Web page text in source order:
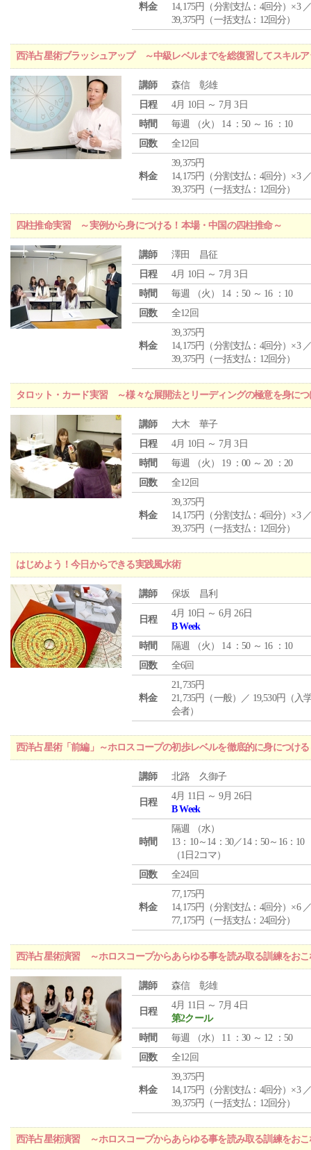
料金
14,175円（分割支払：4回分）×3
39,375円（一括支払：12回分）
西洋占星術ブラッシュアップ ～中級レベルまでを総復習してスキルア
講師
森信 彰雄
日程
4月 10日 ～ 7月 3日
時間
毎週 （火 ） 14 ：50 ～ 16 ：10
回数
全12回
料金
39,375円
14,175円（分割支払：4回分）×3
39,375円（一括支払：12回分）
四柱推命実習 ～実例から身につける！本場・中国の四柱推命～
講師
澤田 昌征
日程
4月 10日 ～ 7月 3日
時間
毎週 （火 ） 14 ：50 ～ 16 ：10
回数
全12回
料金
39,375円
14,175円（分割支払：4回分）×3
39,375円（一括支払：12回分）
タロット・カード実習 ～様々な展開法とリーディングの極意を身につ
講師
大木 華子
日程
4月 10日 ～ 7月 3日
時間
毎週 （火 ） 19 ：00 ～ 20 ：20
回数
全12回
料金
39,375円
14,175円（分割支払：4回分）×3
39,375円（一括支払：12回分）
はじめよう！今日からできる実践風水術
講師 保坂 昌利
日程
4月 10日 ～ 6月 26日
B Week
時間
隔週 （火 ） 14 ：50 ～ 16 ：10
回数
全6回
料金
21,735円
21,735円（一般）／ 19,530円（入
会者）
西洋占星術「前編」～ホロスコープの初歩レベルを徹底的に身につける
講師 北路 久御子
日程
4月 11日 ～ 9月 26日
B Week
時間
隔週 （水）
13：10～14：30／14：50～16：10
（1日2コマ）
回数
全24回
料金
77,175円
14,175円（分割支払：4回分）×6
77,175円（一括支払：24回分）
西洋占星術演習 ～ホロスコープからあらゆる事を読み取る訓練をおこ
講師 森信 彰雄
日程
4月 11日 ～ 7月 4日
第2クール
時間
毎週 （水） 11 ：30 ～ 12 ：50
回数
全12回
料金
39,375円
14,175円（分割支払：4回分）×3
39,375円（一括支払：12回分）
西洋占星術演習 ～ホロスコープからあらゆる事を読み取る訓練をおこ